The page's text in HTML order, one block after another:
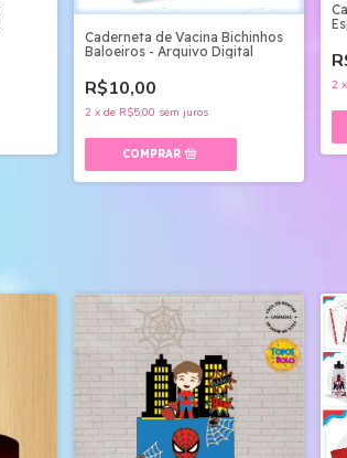
Caderneta de Vacina Bichinhos
Baloeiros - Arquivo Digital
R$10,00
2 xde R$5,00 sem juros
2 x